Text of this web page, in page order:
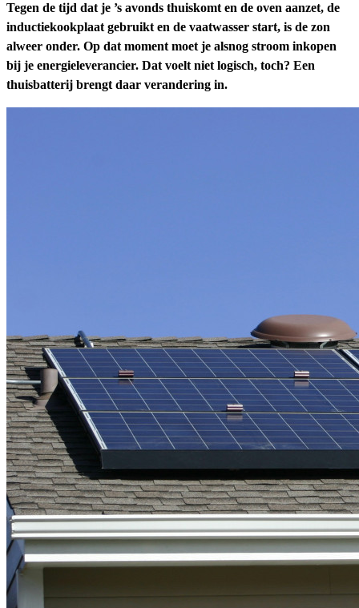
Tegen de tijd dat je ’s avonds thuiskomt en de oven aanzet, de
inductiekookplaat gebruikt en de vaatwasser start, is de zon
alweer onder. Op dat moment moet je alsnog stroom inkopen
bij je energieleverancier. Dat voelt niet logisch, toch? Een
thuisbatterij brengt daar verandering in.